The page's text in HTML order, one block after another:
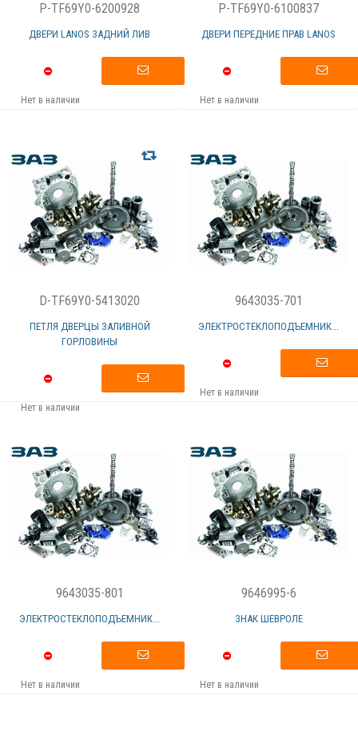
P-TF69Y0-6200928
ДВЕРИ LANOS ЗАДНИЙ ЛИВ
Нет в наличии
P-TF69Y0-6100837
ДВЕРИ ПЕРЕДНИЕ ПРАВ LANOS
Нет в наличии
D-TF69Y0-5413020
ПЕТЛЯ ДВЕРЦЫ ЗАЛИВНОЙ
ГОРЛОВИНЫ
Нет в наличии
9643035-701
ЭЛЕКТРОСТЕКЛОПОДЪЕМНИК...
Нет в наличии
9643035-801
ЭЛЕКТРОСТЕКЛОПОДЪЕМНИК...
Нет в наличии
9646995-6
ЗНАК ШЕВРОЛЕ
Нет в наличии